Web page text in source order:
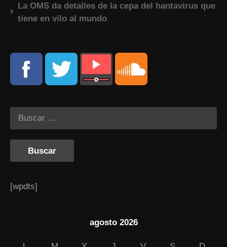
La OMS da detalles de la cepa del hantavirus que
tiene en vilo al mundo
[wpdts]
agosto 2026